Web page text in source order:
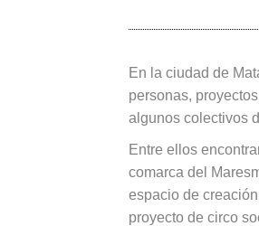
En la ciudad de
personas,
algunos colectivos
Entre ellos
comarca del
espacio de
proyecto de circo